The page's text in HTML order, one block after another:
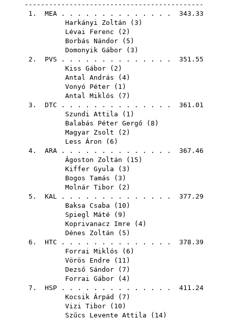
--------------------------------------------
1. MEA . . . . . . . . . . . . . . 343.33
Harkányi Zoltán ( 3 )
Lévai Ferenc ( 2 )
Borbás Nándor ( 5 )
Domonyik Gábor ( 3 )
2. PVS . . . . . . . . . . . . . . 351.55
Kiss Gábor ( 2 )
Antal András ( 4)
Vonyó Péter ( 1 )
Antal Miklós ( 7 )
3. DTC . . . . . . . . . . . . . . 361.01
Szundi Attila ( 1 )
Balabás Péter Gergő ( 8 )
Magyar Zsolt ( 2 )
Less Áron ( 6 )
4. ARA . . . . . . . . . . . . . . 367.46
Ágoston Zoltán ( 15 )
Kiffer Gyula ( 3 )
Bogos Tamás ( 3 )
Molnár Tibor ( 2 )
5. KAL . . . . . . . . . . . . . . 377.29
Baksa Csaba ( 10 )
Spiegl Máté ( 9 )
Koprivanacz Imre ( 4)
Dénes Zoltán ( 5 )
6. HTC . . . . . . . . . . . . . . 378.39
Forrai Miklós ( 6 )
Vörös Endre ( 11 )
Dezső Sándor ( 7 )
Forrai Gábor ( 4)
7. HSP . . . . . . . . . . . . . . 411.24
Kocsik Árpád
( 7 )
Vizi Tibor ( 10 )
Szűcs Levente Attila ( 14)